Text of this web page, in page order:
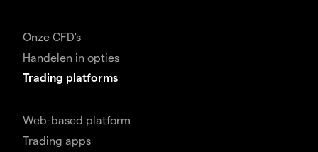
Onze CFD's
Handelen in opties
Trading platforms
Web-based platform
Trading apps